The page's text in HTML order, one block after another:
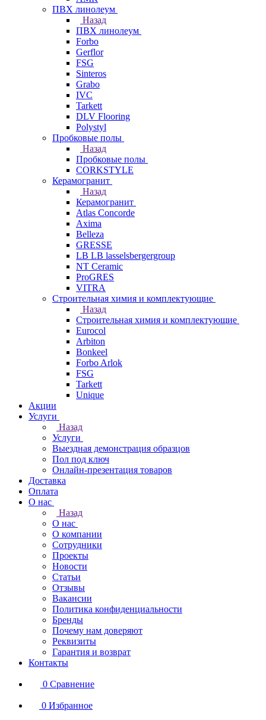
ПВХ линолеум
Назад
ПВХ линолеум
Forbo
Gerflor
FSG
Sinteros
Grabo
IVC
Tarkett
DLV Flooring
Polystyl
Пробковые полы
Назад
Пробковые полы
CORKSTYLE
Керамогранит
Назад
Керамогранит
Atlas Concorde
Axima
Belleza
GRESSE
LB LB lasselsbergergroup
NT Ceramic
ProGRES
VITRA
Строительная химия и комплектующие
Назад
Строительная химия и комплектующие
Eurocol
Arbiton
Bonkeel
Forbo Arlok
FSG
Tarkett
Unique
Акции
Услуги
Назад
Услуги
Выездная демонстрация образцов
Пол под ключ
Онлайн-презентация товаров
Доставка
Оплата
О нас
Назад
О нас
О компании
Сотрудники
Проекты
Новости
Статьи
Отзывы
Вакансии
Политика конфиденциальности
Бренды
Почему нам доверяют
Реквизиты
Гарантия и возврат
Контакты
0 Сравнение
0 Избранное